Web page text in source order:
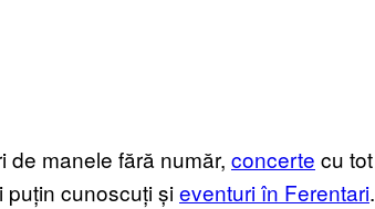
de manele fără număr, concerte cu tot
puțin cunoscuți șieventuri în Ferentari.